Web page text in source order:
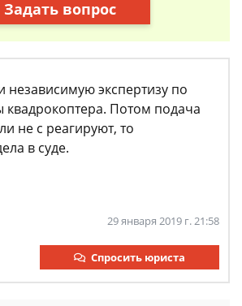
Задать вопрос
независимую экспертизу по
квадрокоптера. Потом подача
не с реагируют, то
в суде.
29 января 2019 г. 21:58
Спросить юриста